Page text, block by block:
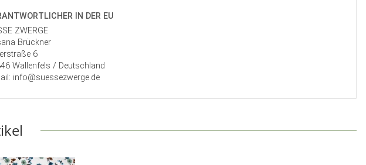
IN DER EU
ZWERGE
Brückner
6
Wallenfels / Deutschland
info@suessezwerge.de